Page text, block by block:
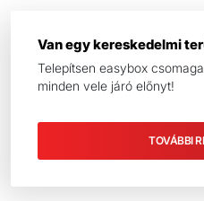
Van egy kereskedelmi
Telepítsen easybox
minden vele járó előnyt!
TOVÁBBI